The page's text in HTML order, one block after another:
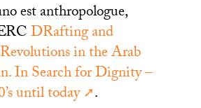
est anthropologue,
DRafting and
in the Arab
In Search for Dignity –
until today
.